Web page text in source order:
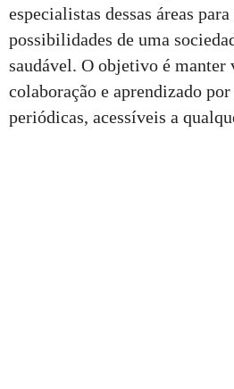
especialistas dessas áreas
possibilidades de uma
saudável. O objetivo é manter
colaboração e aprendizado
periódicas, acessíveis a